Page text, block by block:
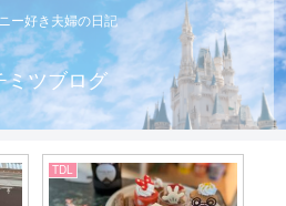
ー好き夫婦の日記
ミツブログ
TDL